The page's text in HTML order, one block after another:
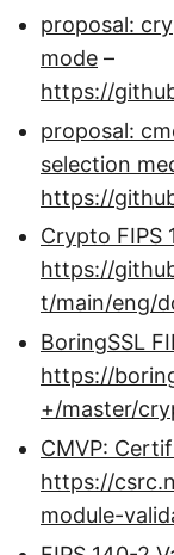
proposal:
mode –
https://
proposal:
selection
https://
Crypto FIPS
https://
t/main/eng/
BoringSSL
https://
+/master/
CMVP:
https://
module-